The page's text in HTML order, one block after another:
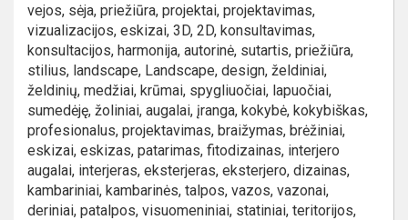
vejos, sėja, priežiūra, projektai, projektavimas,
vizualizacijos, eskizai, 3D, 2D, konsultavimas,
konsultacijos, harmonija, autorinė, sutartis, priežiūra,
stilius, landscape, Landscape, design, želdiniai,
želdinių, medžiai, krūmai, spygliuočiai, lapuočiai,
sumedėję, žoliniai, augalai, įranga, kokybė, kokybiškas,
profesionalus, projektavimas, braižymas, brėžiniai,
eskizai, eskizas, patarimas, fitodizainas, interjero
augalai, interjeras, eksterjeras, eksterjero, dizainas,
kambariniai, kambarinės, talpos, vazos, vazonai,
deriniai, patalpos, visuomeniniai, statiniai, teritorijos,